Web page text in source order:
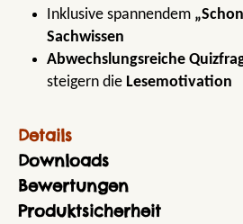
Inklusive spannendem
Sachwissen
Abwechslungsreiche
steigern die Lesemotivation
Details
Downloads
Bewertungen
Produktsicherheit